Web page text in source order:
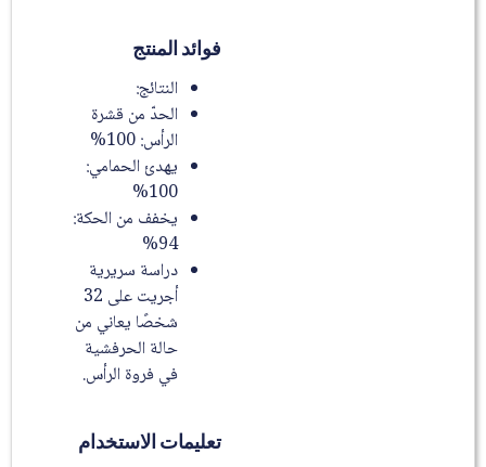
فوائد المنتج
النتائج:
الحدّ من قشرة
الرأس: 100%
يهدئ الحمامي:
100%
يخفف من الحكة:
94%
دراسة سريرية
أجريت على 32
شخصًا يعاني من
حالة الحرفشية
في فروة الرأس.
تعليمات الاستخدام